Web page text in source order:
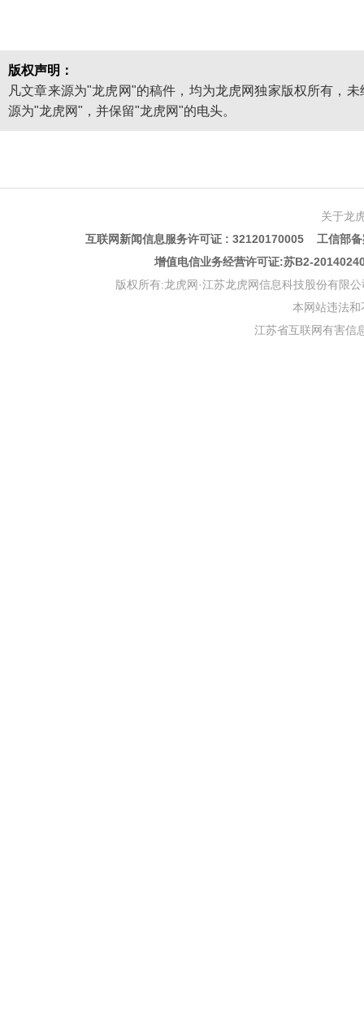
版权声明：
凡文章来源为"龙虎网"的稿件，均为龙虎网独家版权所有，
源为"龙虎网"，并保留"龙虎网"的电头。
关于龙
互联网新闻信息服务许可证 : 32120170005 工信部
增值电信业务经营许可证:苏B2-
版权所有:龙虎网·江苏龙虎网信息科技股份有限
本网站违法
江苏省互联网有害